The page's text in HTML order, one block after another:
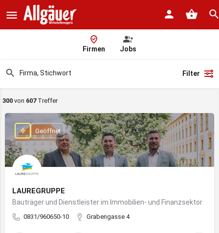
Firmen Jobs
Filter
300 von 607Treffer
LAUREGRUPPE
Bauträger und Dienstleister im Immobilien- und Finanzsektor
0831/960650-10 Grabengasse 4
Geöffnet